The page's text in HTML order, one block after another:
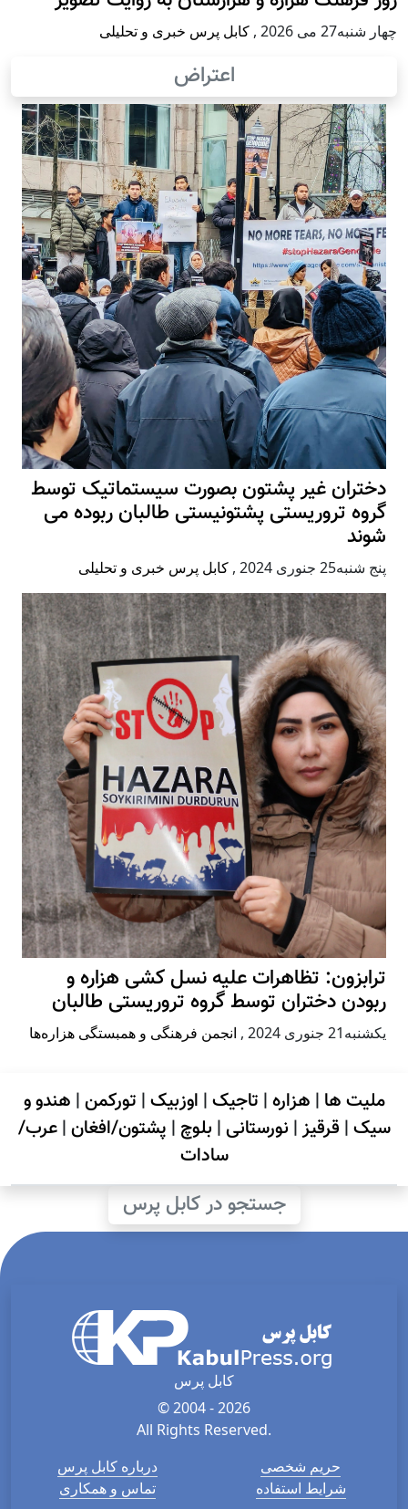
چهار شنبه27 می 2026 , کابل پرس خبری و تحلیلی
اعتراض
دختران غیر پشتون بصورت سیستماتیک توسط
گروه تروریستی پشتونیستی طالبان ربوده می
شوند
پنج شنبه25 جنوری 2024 , کابل پرس خبری و تحلیلی
ترابزون: تظاهرات علیه نسل کشی هزاره و
ربودن دختران توسط گروه تروریستی طالبان
يكشنبه21 جنوری 2024 , انجمن فرهنگی و همبستگی هزاره‌ها
ملیت ها | هزاره| تاجیک| اوزبیک| تورکمن| هندو و
سیک| قرقیز| نورستانی| بلوچ | پشتون/افغان|عرب/
سادات
جستجو در کابل پرس
کابل پرس
© 2004 - 2026
All Rights Reserved.
درباره کابل پرس
تماس و همکاری
حریم شخصی
شرایط استفاده